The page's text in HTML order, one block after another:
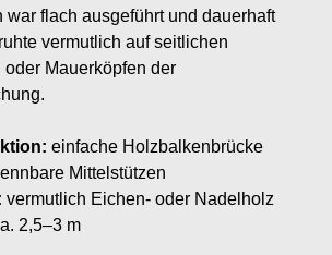
war flach ausgeführt und dauerhaft
vermutlich auf seitlichen
Mauerköpfen der
einfache Holzbalkenbrücke
Mittelstützen
vermutlich Eichen- oder Nadelholz
2,5–3 m